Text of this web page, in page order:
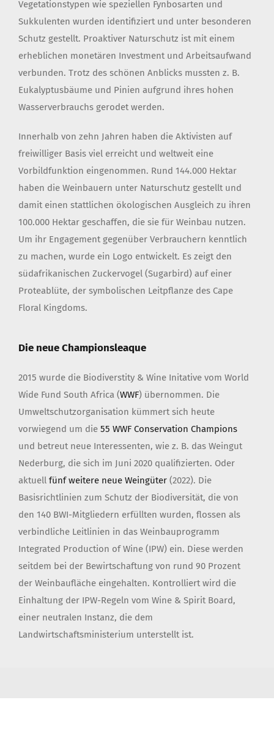
Vegetationstypen wie speziellen Fynbosarten und
Sukkulenten wurden identifiziert und unter besonderen
Schutz gestellt. Proaktiver Naturschutz ist mit einem
erheblichen monetären Investment und Arbeitsaufwand
verbunden. Trotz des schönen Anblicks mussten z. B.
Eukalyptusbäume und Pinien aufgrund ihres hohen
Wasserverbrauchs gerodet werden.
Innerhalb von zehn Jahren haben die Aktivisten auf
freiwilliger Basis viel erreicht und weltweit eine
Vorbildfunktion eingenommen. Rund 144.000 Hektar
haben die Weinbauern unter Naturschutz gestellt und
damit einen stattlichen ökologischen Ausgleich zu ihren
100.000 Hektar geschaffen, die sie für Weinbau nutzen.
Um ihr Engagement gegenüber Verbrauchern kenntlich
zu machen, wurde ein Logo entwickelt. Es zeigt den
südafrikanischen Zuckervogel (Sugarbird) auf einer
Proteablüte, der symbolischen Leitpflanze des Cape
Floral Kingdoms.
Die neue Championsleaque
2015 wurde die Biodiverstity & Wine Initative vom World
Wide Fund South Africa (WWF) übernommen. Die
Umweltschutzorganisation kümmert sich heute
vorwiegend um die 55 WWF Conservation Champions
und betreut neue Interessenten, wie z. B. das Weingut
Nederburg, die sich im Juni 2020 qualifizierten. Oder
aktuell fünf weitere neue Weingüter (2022). Die
Basisrichtlinien zum Schutz der Biodiversität, die von
den 140 BWI-Mitgliedern erfüllten wurden, flossen als
verbindliche Leitlinien in das Weinbauprogramm
Integrated Production of Wine (IPW) ein. Diese werden
seitdem bei der Bewirtschaftung von rund 90 Prozent
der Weinbaufläche eingehalten. Kontrolliert wird die
Einhaltung der IPW-Regeln vom Wine & Spirit Board,
einer neutralen Instanz, die dem
Landwirtschaftsministerium unterstellt ist.